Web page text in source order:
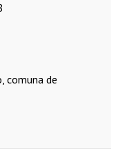
comuna de